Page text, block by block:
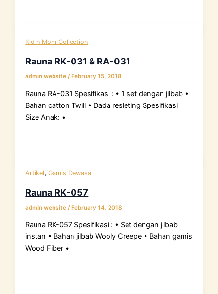
Kid n Mom Collection
Rauna RK-031 & RA-031
admin website/ February 15, 2018
Rauna RA-031 Spesifikasi : • 1 set dengan jilbab •
Bahan catton Twill • Dada resleting Spesifikasi
Size Anak: •
Artikel,Gamis Dewasa
Rauna RK-057
admin website /February 14, 2018
Rauna RK-057 Spesifikasi : • Set dengan jilbab
instan • Bahan jilbab Wooly Creepe • Bahan gamis
Wood Fiber •